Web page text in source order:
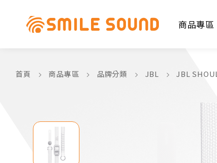
商品專區
首頁 商品專區 品牌分類 JBL JBL